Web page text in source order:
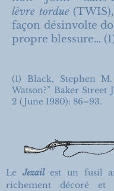
lèvre tordue
façon désinvolte
propre blessure…
(1) Black, Stephen M.
Watson?” Baker Street
2 (June 1980): 86–93.
Le Jezailest un fusil
richement décoré et